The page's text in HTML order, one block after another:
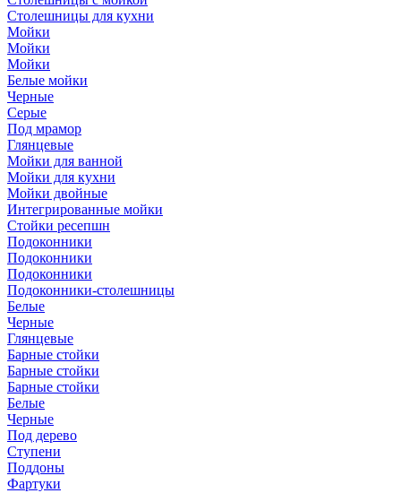
Столешницы для кухни
Мойки
Мойки
Мойки
Белые мойки
Черные
Серые
Под мрамор
Глянцевые
Мойки для ванной
Мойки для кухни
Мойки двойные
Интегрированные мойки
Стойки ресепшн
Подоконники
Подоконники
Подоконники
Подоконники-столешницы
Белые
Черные
Глянцевые
Барные стойки
Барные стойки
Барные стойки
Белые
Черные
Под дерево
Ступени
Поддоны
Фартуки